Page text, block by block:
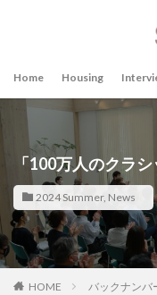
Home Housing
「100万人のクラ
2024 Summer, News
HOME バックナンバ